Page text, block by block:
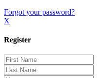
Forgot your password?
X
Register